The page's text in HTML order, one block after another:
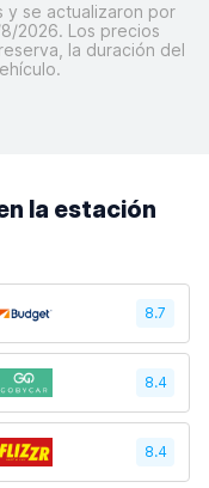
y se actualizaron por
2026. Los precios
la duración del
la estación
8.7
8.4
8.4